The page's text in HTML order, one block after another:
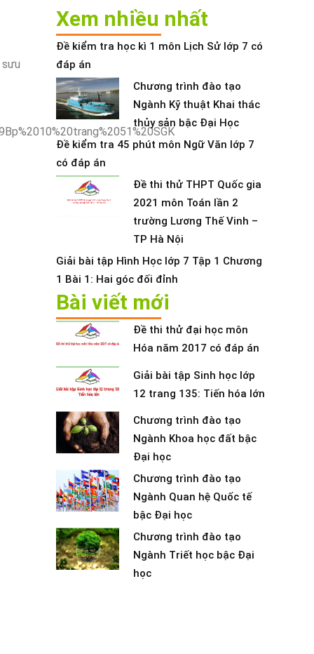
Xem nhiều nhất
Đề kiểm tra học kì 1 môn Lịch Sử lớp 7 có
đáp án
Chương trình đào tạo
Ngành Kỹ thuật Khai thác
thủy sản bậc Đại Học
Đề kiểm tra 45 phút môn Ngữ Văn lớp 7
có đáp án
Đề thi thử THPT Quốc gia
2021 môn Toán lần 2
trường Lương Thế Vinh –
TP Hà Nội
Giải bài tập Hình Học lớp 7 Tập 1 Chương
1 Bài 1: Hai góc đối đỉnh
Bài viết mới
Đề thi thử đại học môn
Hóa năm 2017 có đáp án
Giải bài tập Sinh học lớp
12 trang 135: Tiến hóa lớn
Chương trình đào tạo
Ngành Khoa học đất bậc
Đại học
Chương trình đào tạo
Ngành Quan hệ Quốc tế
bậc Đại học
Chương trình đào tạo
Ngành Triết học bậc Đại
học